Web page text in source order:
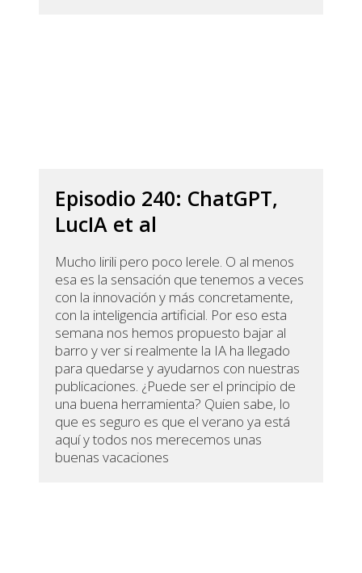
Episodio 240: ChatGPT,
LucIA et al
Mucho lirili pero poco lerele. O al menos
esa es la sensación que tenemos a veces
con la innovación y más concretamente,
con la inteligencia artificial. Por eso esta
semana nos hemos propuesto bajar al
barro y ver si realmente la IA ha llegado
para quedarse y ayudarnos con nuestras
publicaciones. ¿Puede ser el principio de
una buena herramienta? Quien sabe, lo
que es seguro es que el verano ya está
aquí y todos nos merecemos unas
buenas vacaciones